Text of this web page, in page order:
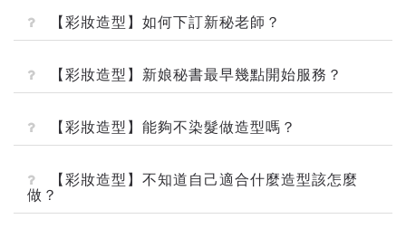
【彩妝造型】如何下訂新秘老師？
【彩妝造型】新娘秘書最早幾點開始服務？
【彩妝造型】能夠不染髮做造型嗎？
【彩妝造型】不知道自己適合什麼造型該怎麼
做？